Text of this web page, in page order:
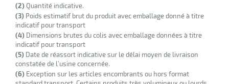
(2)Quantité indicative.
(3) Poids estimatif brut du produit avec emballage donné à titre
indicatif pour transport
(4) Dimensions brutes du colis avec emballage données à titre
indicatif pour transport
(5) Date de réassort indicative sur le délai moyen de livraison
constatée de l’usine concernée.
(6) Exception sur les articles encombrants ou hors format